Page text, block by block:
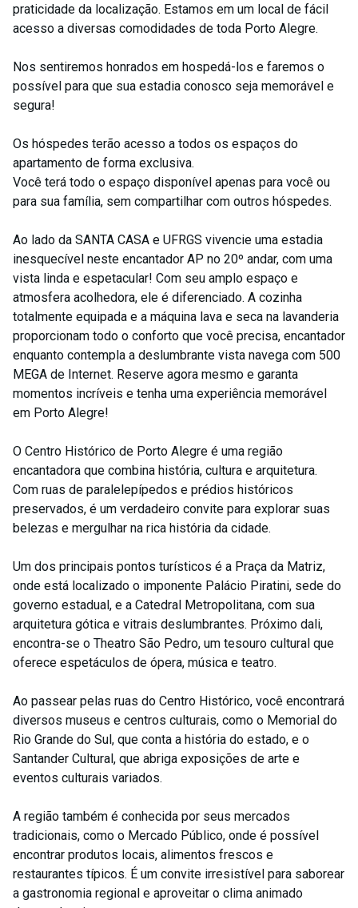
praticidade da localização. Estamos em um local de fácil
acesso a diversas comodidades de toda Porto Alegre.
Nos sentiremos honrados em hospedá-los e faremos o
possível para que sua estadia conosco seja memorável e
segura!
Os hóspedes terão acesso a todos os espaços do
apartamento de forma exclusiva.
Você terá todo o espaço disponível apenas para você ou
para sua família, sem compartilhar com outros hóspedes.
Ao lado da SANTA CASA e UFRGS vivencie uma estadia
inesquecível neste encantador AP no 20º andar, com uma
vista linda e espetacular! Com seu amplo espaço e
atmosfera acolhedora, ele é diferenciado. A cozinha
totalmente equipada e a máquina lava e seca na lavanderia
proporcionam todo o conforto que você precisa, encantador
enquanto contempla a deslumbrante vista navega com 500
MEGA de Internet. Reserve agora mesmo e garanta
momentos incríveis e tenha uma experiência memorável
em Porto Alegre!
O Centro Histórico de Porto Alegre é uma região
encantadora que combina história, cultura e arquitetura.
Com ruas de paralelepípedos e prédios históricos
preservados, é um verdadeiro convite para explorar suas
belezas e mergulhar na rica história da cidade.
Um dos principais pontos turísticos é a Praça da Matriz,
onde está localizado o imponente Palácio Piratini, sede do
governo estadual, e a Catedral Metropolitana, com sua
arquitetura gótica e vitrais deslumbrantes. Próximo dali,
encontra-se o Theatro São Pedro, um tesouro cultural que
oferece espetáculos de ópera, música e teatro.
Ao passear pelas ruas do Centro Histórico, você encontrará
diversos museus e centros culturais, como o Memorial do
Rio Grande do Sul, que conta a história do estado, e o
Santander Cultural, que abriga exposições de arte e
eventos culturais variados.
A região também é conhecida por seus mercados
tradicionais, como o Mercado Público, onde é possível
encontrar produtos locais, alimentos frescos e
restaurantes típicos. É um convite irresistível para saborear
a gastronomia regional e aproveitar o clima animado